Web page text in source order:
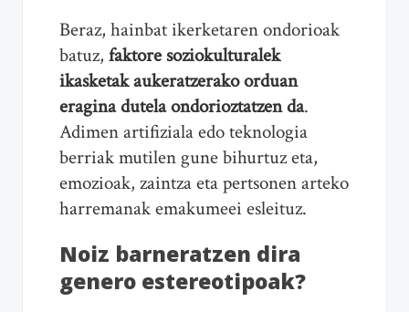
Beraz, hainbat ikerketaren ondorioak
batuz, faktore soziokulturalek
ikasketak aukeratzerako orduan
eragina dutela ondorioztatzen da.
Adimen artifiziala edo teknologia
berriak mutilen gune bihurtuz eta,
emozioak, zaintza eta pertsonen arteko
harremanak emakumeei esleituz.
Noiz barneratzen dira
genero estereotipoak?